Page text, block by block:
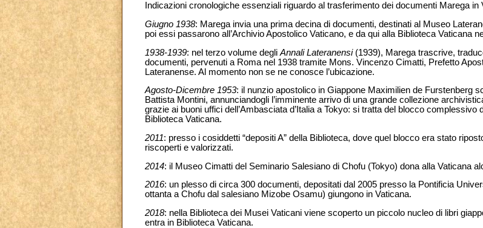
Indicazioni cronologiche essenziali riguardo al trasferimento dei documenti Marega in
Giugno 1938: Marega invia una prima decina di documenti, destinati al Museo
poi essi passarono all’Archivio Apostolico Vaticano, e da qui alla Biblioteca Vaticana
1938-1939: nel terzo volume degli Annali Lateranensi(1939), Marega trascrive,
documenti, pervenuti a Roma nel 1938 tramite Mons. Vincenzo Cimatti, Prefetto
Lateranense. Al momento non se ne conosce l’ubicazione.
Agosto-Dicembre 1953: il nunzio apostolico in Giappone Maximilien de Furstenberg
Battista Montini, annunciandogli l’imminente arrivo di una grande collezione
grazie ai buoni uffici dell’Ambasciata d’Italia a Tokyo: si tratta del blocco complessivo
Biblioteca Vaticana.
2011: presso i cosiddetti “depositi A” della Biblioteca, dove quel blocco era stato
riscoperti e valorizzati.
2014: il Museo Cimatti del Seminario Salesiano di Chofu (Tokyo) dona alla Vaticana
2016: un plesso di circa 300 documenti, depositati dal 2005 presso la Pontificia
ottanta a Chofu dal salesiano Mizobe Osamu) giungono in Vaticana.
2018: nella Biblioteca dei Musei Vaticani viene scoperto un piccolo nucleo di libri
entra in Biblioteca Vaticana.